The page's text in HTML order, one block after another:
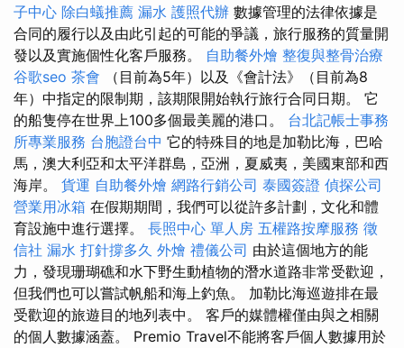
子中心 除白蟻推薦 漏水 護照代辦 數據管理的法律依據是
合同的履行以及由此引起的可能的爭議，旅行服務的質量開
發以及實施個性化客戶服務。 自助餐外燴 整復與整骨治療
谷歌seo 茶會 （目前為5年）以及《會計法》（目前為8
年）中指定的限制期，該期限開始執行旅行合同日期。 它
的船隻停在世界上100多個最美麗的港口。 台北記帳士事務
所專業服務 台胞證台中 它的特殊目的地是加勒比海，巴哈
馬，澳大利亞和太平洋群島，亞洲，夏威夷，美國東部和西
海岸。 貨運 自助餐外燴 網路行銷公司 泰國簽證 偵探公司
營業用冰箱 在假期期間，我們可以從許多計劃，文化和體
育設施中進行選擇。 長照中心 單人房 五權路按摩服務 徵
信社 漏水 打針撐多久 外燴 禮儀公司 由於這個地方的能
力，發現珊瑚礁和水下野生動植物的潛水道路非常受歡迎，
但我們也可以嘗試帆船和海上釣魚。 加勒比海巡遊排在最
受歡迎的旅遊目的地列表中。 客戶的媒體權僅由與之相關
的個人數據涵蓋。 Premio Travel不能將客戶個人數據用於